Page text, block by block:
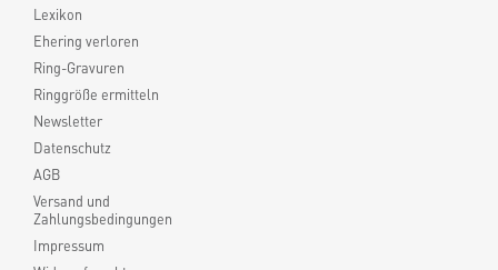
Lexikon
Ehering verloren
Ring-Gravuren
Ringgröße ermitteln
Newsletter
Datenschutz
AGB
Versand und
Zahlungsbedingungen
Impressum